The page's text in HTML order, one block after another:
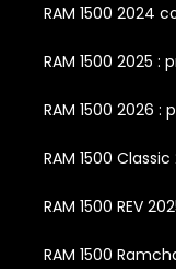
RAM 1500 2024
RAM 1500 2025
RAM 1500 2026
RAM 1500
RAM 1500 REV
RAM 1500